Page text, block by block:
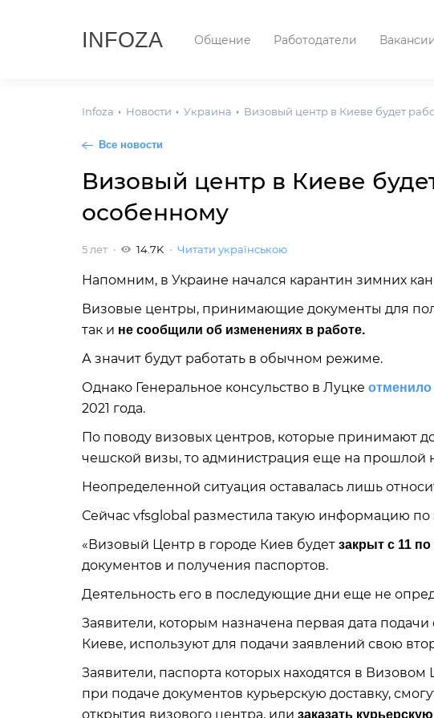
INFOZA Общение Работодатели
Infoza Новости Украина Визовый центр в Киеве будет
Все новости
Визовый центр в Киеве
особенному
5 лет 14.7K Читати українською
Напомним, в Украине начался карантин зимних
Визовые центры, принимающие документы для
так и не сообщили об изменениях в работе.
А значит будут работать в обычном режиме.
Однако Генеральное консульство в Луцке
2021 года.
По поводу визовых центров, которые принимают
чешской визы, то администрация еще на прошлой
Неопределенной ситуация оставалась лишь
Сейчас vfsglobal разместила такую ​​информацию по
«Визовый Центр в городе Киев будет закрыт с 11
документов и получения паспортов.
Деятельность его в последующие дни еще не
Заявители, которым назначена первая дата подачи
Киеве, используют для подачи заявлений свою
Заявители, паспорта которых находятся в
при подаче документов курьерскую доставку,
открытия визового центра, или заказать